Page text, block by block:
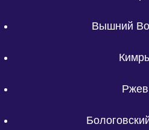
Вышний
Ржев